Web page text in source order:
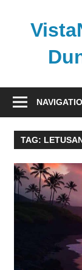
nasional
global
dalam
platform
informatif
TAG: